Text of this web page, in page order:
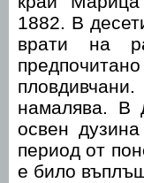
1882. В
врати на
намалява. В
освен
период от
е било